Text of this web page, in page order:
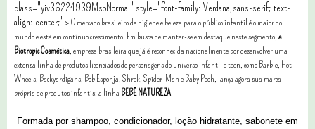
class="yiv36224939MsoNormal" style="font-family: Verdana,sans-serif; text-
align: center;"> O mercado brasileiro de higiene e beleza para o público infantil é o maior do
mundo e está em contínuo crescimento. Em busca de manter-se em destaque neste segmento, a
Biotropic Cosmética, empresa brasileira que já é reconhecida nacionalmente por desenvolver uma
extensa linha de produtos licenciados de personagens do universo infantil e teen, como Barbie, Hot
Wheels, Backyardigans, Bob Esponja, Shrek, Spider-Man e Baby Pooh, lança agora sua marca
própria de produtos infantis: a linha BEBÊ NATUREZA.
Formada por shampoo, condicionador, loção hidratante, sabonete em